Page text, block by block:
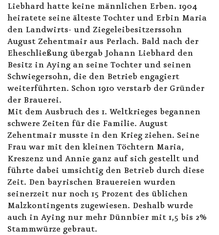
Liebhard hatte keine männlichen Erben. 1904
heiratete seine älteste Tochter und Erbin Maria
den Landwirts- und Ziegeleibesitzerssohn
August Zehentmair aus Perlach. Bald nach der
Eheschließung übergab Johann Liebhard den
Besitz in Aying an seine Tochter und seinen
Schwiegersohn, die den Betrieb engagiert
weiterführten. Schon 1910 verstarb der Gründer
der Brauerei.
Mit dem Ausbruch des 1. Weltkrieges begannen
schwere Zeiten für die Familie. August
Zehentmair musste in den Krieg ziehen. Seine
Frau war mit den kleinen Töchtern Maria,
Kreszenz und Annie ganz auf sich gestellt und
führte dabei umsichtig den Betrieb durch diese
Zeit. Den bayrischen Brauereien wurden
seinerzeit nur noch 15 Prozent des üblichen
Malzkontingents zugewiesen. Deshalb wurde
auch in Aying nur mehr Dünnbier mit 1,5 bis 2%
Stammwürze gebraut.